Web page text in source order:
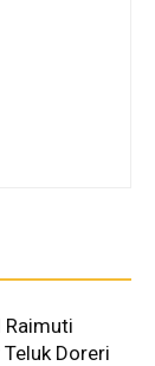
Raimuti
Doreri